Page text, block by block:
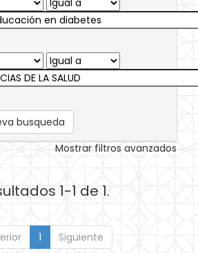
busqueda
Mostrar filtros avanzados
1-1 de 1.
1 Siguiente